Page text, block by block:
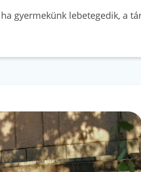
gyermekünk lebetegedik, a